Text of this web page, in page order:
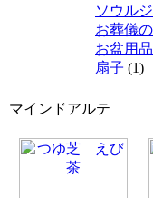
ソウル
お葬儀
お盆用品
扇子 (1)
マインドアルテ